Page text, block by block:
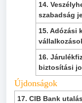
14.
szabadság
15. Adózási
16.
biztosítási
Újdonságok
17. CIB Bank